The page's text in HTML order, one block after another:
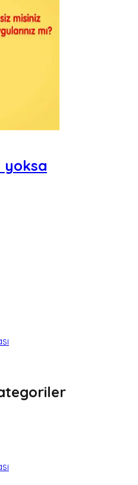
yoksa